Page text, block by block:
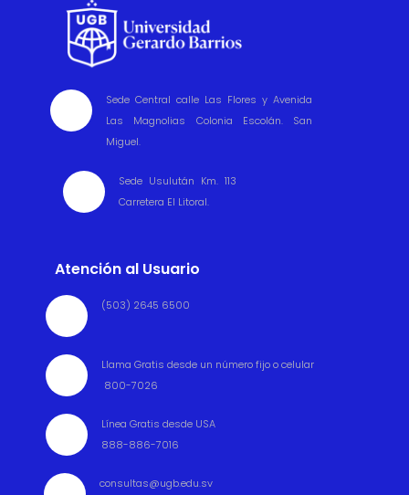
Sede Central calle Las Flores y Avenida
Las Magnolias Colonia Escolán. San
Miguel.
Sede Usulután Km. 113
Carretera El Litoral.
Atención al Usuario
(503) 2645 6500
Llama Gratis desde un número fijo o celular
800-7026
Línea Gratis desde USA
888-886-7016
consultas@ugb.edu.sv